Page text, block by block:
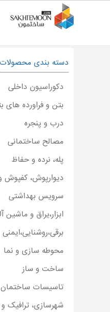
دسته بندی محصولات
دکوراسیون داخلی
بتن و فراورده های
درب و پنجره
مصالح ساختمانی
پله، نرده و حفاظ
دیوارپوش،
سرویس بهداشتی
ابزار،یراق و ماشین
برقی،روشنایی،ایمنی
محوطه سازی و نما
ساخت و ساز
تاسیسات ساختمان
شهرسازی، ترافیک